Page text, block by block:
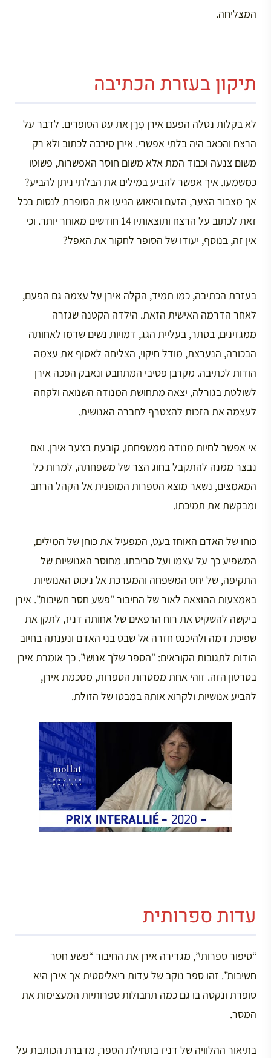
המצליחה.
תיקון בעזרת הכתיבה
לא בקלות נטלה הפעם אירן פְרָן את עט הסופרים. לדבר על
הרצח והכאב היה בלתי אפשרי. אירן סירבה לכתוב ולא רק
משום צנעה וכבוד המת אלא משום חוסר האפשרות, פשוטו
כמשמעו. איך אפשר להביע במילים את הבלתי ניתן להביע?
אך מצבור הצער, הזעם והיאוש הניעו את הסופרת לנסות בכל
זאת לכתוב על הרצח ותוצאותיו 14 חודשים מאוחר יותר. וכי
אין זה, בנוסף, יעודו של הסופר לחקור את האפל?
בעזרת הכתיבה, כמו תמיד, הקלה אירן על עצמה גם הפעם,
לאחר הדרמה האישית הזאת. הילדה הקטנה שגזרה
ממגזינים, בסתר, בעליית הגג, דמויות נשים שדמו לאחותה
הבכורה, הנערצת, מודל חיקוי, הצליחה לאסוף את עצמה
הודות לכתיבה. מקרבן פסיבי המתחבט ונאבק הפכה אירן
לשולטת בגורלה, יצאה מתחושת המנודה השנואה ולקחה
לעצמה את הזכות להצטרף לחברה האנושית.
אי אפשר לחיות מנודה ממשפחתו, קובעת בצער אירן. ואם
נבצר ממנה להתקבל בחוג הצר של משפחתה, למרות כל
המאמצים, נשאר מוצא הספרות המופנית אל הקהל הרחב
ומבקשת את תמיכתו.
כוחו של האדם האוחז בעט, המפעיל את כוחן של המילים,
המשפיע כך על עצמו ועל סביבתו. מחוסר האנושיות של
התקיפה, של יחס המשפחה והמערכת אל ניכוס האנושיות
באמצעות ההוצאה לאור של החיבור “פשע חסר חשיבות”. אירן
ביקשה להשקיט את רוח הרפאים של אחותה דניז, לתקן את
שפיכת דמה ולהיכנס חזרה אל שבט בני האדם ונענתה בחיוב
הודות לתגובות הקוראים: “הספר שלך אנושי”. כך אומרת אירן
בסרטון הזה. זוהי אחת ממטרות הספרות, מסכמת אירן,
להביע אנושיות ולקרוא אותה במבטו של הזולת.
עדות ספרותית
“סיפור ספרותי”, מגדירה אירן את החיבור “פשע חסר
חשיבות”. זהו ספר נוקב של עדות ריאליסטית אך אירן היא
סופרת ונקטה בו גם כמה תחבולות ספרותיות המעצימות את
המסר.
בתיאור ההלוויה של דניז בתחילת הספר, מדברת הכותבת על